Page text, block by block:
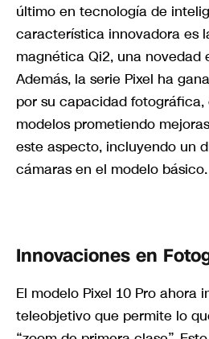
último en tecnología de
característica innovadora es
magnética Qi2, una novedad
Además, la serie Pixel ha
por su capacidad fotográfica,
modelos prometiendo
este aspecto, incluyendo un
cámaras en el modelo básico.
Innovaciones en
El modelo Pixel 10 Pro ahora
teleobjetivo que permite lo